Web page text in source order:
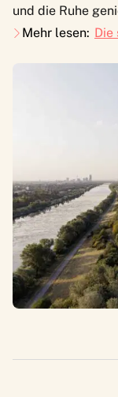
und die Ruhe
Mehr lesen: Die